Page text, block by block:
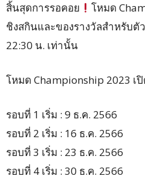
สิ้นสุดการรอคอย
โหมด
ชิงสกินและของรางวัลสำหรับตั
22:30 น. เท่านั้น
โหมด Championship 2023 เ
รอบที่ 1 เริ่ม : 9 ธ.ค. 2566
รอบที่ 2 เริ่ม : 16 ธ.ค. 2566
รอบที่ 3 เริ่ม : 23 ธ.ค. 2566
รอบที่ 4 เริ่ม : 30 ธ.ค. 2566